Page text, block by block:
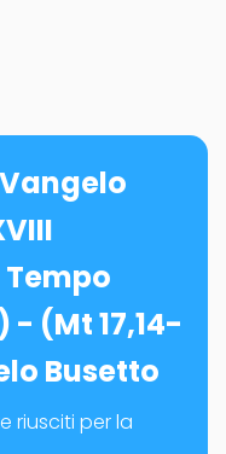
(Mt 17,14-
Busetto
riusciti per la